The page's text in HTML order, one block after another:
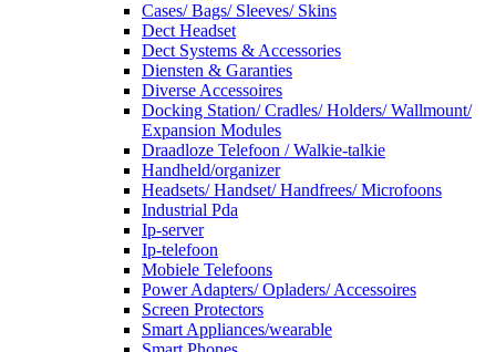
Cases/ Bags/ Sleeves/ Skins
Dect Headset
Dect Systems & Accessories
Diensten & Garanties
Diverse Accessoires
Docking Station/ Cradles/ Holders/ Wallmount/
Expansion Modules
Draadloze Telefoon / Walkie-talkie
Handheld/organizer
Headsets/ Handset/ Handfrees/ Microfoons
Industrial Pda
Ip-server
Ip-telefoon
Mobiele Telefoons
Power Adapters/ Opladers/ Accessoires
Screen Protectors
Smart Appliances/wearable